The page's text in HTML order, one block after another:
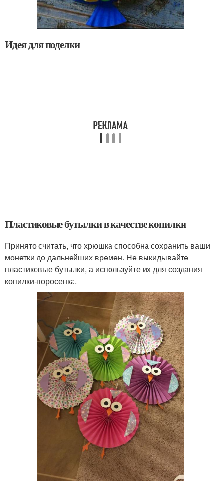
Идея для поделки
Пластиковые бутылки в качестве копилки
Принято считать, что хрюшка способна сохранить ваши
монетки до дальнейших времен. Не выкидывайте
пластиковые бутылки, а используйте их для создания
копилки-поросенка.